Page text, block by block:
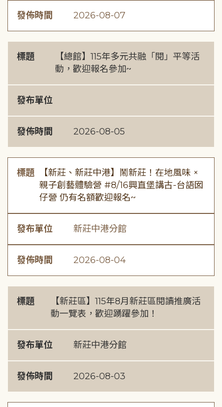
發佈時間 2026-08-07
標題
【總館】115年多元共融「閱」平等活
動，歡迎報名參加~
發布單位
發佈時間 2026-08-05
標題
【新莊、新莊中港】鬧新莊！在地風味 ×
親子創藝體驗營 #8/16興直堡講古-台語囡
仔營 仍有名額歡迎報名~
發布單位 新莊中港分館
發佈時間 2026-08-04
標題
【新莊區】115年8月新莊區閱讀推廣活
動一覽表，歡迎踴躍參加！
發布單位 新莊中港分館
發佈時間 2026-08-03